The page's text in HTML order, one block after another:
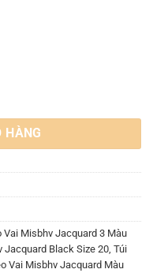
Đen Bạc Size 20 số lượng
HÀNG
Vai Misbhv Jacquard 3 Màu
Jacquard Black Size 20 Túi
Vai Misbhv Jacquard Màu